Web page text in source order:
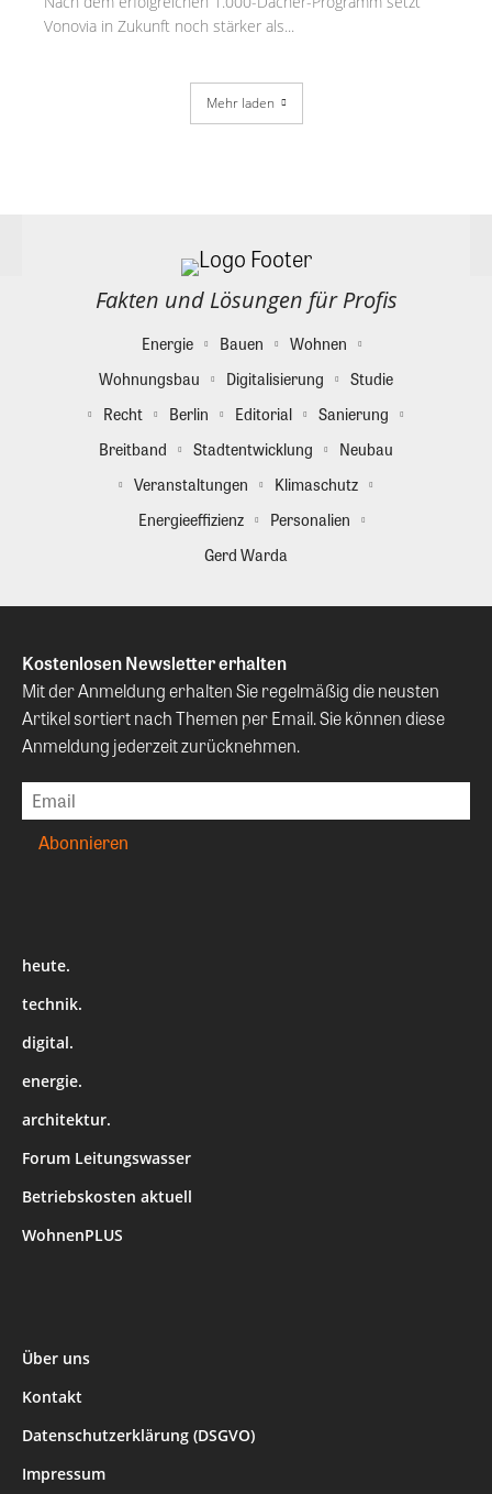
Vonovia in Zukunft noch stärker als...
Mehr laden
Fakten und Lösungen für Profis
Energie Bauen
Wohnen
Wohnungsbau
Digitalisierung
Studie
Recht
Berlin Editorial
Sanierung
Breitband
Stadtentwicklung
Neubau
Veranstaltungen
Klimaschutz
Energieeffizienz
Personalien
Gerd Warda
Kostenlosen Newsletter erhalten
Mit der Anmeldung erhalten Sie regelmäßig die neusten
Artikel sortiert nach Themen per Email. Sie können diese
Anmeldung jederzeit zurücknehmen.
heute.
technik.
digital.
energie.
architektur.
Forum Leitungswasser
Betriebskosten aktuell
WohnenPLUS
Über uns
Kontakt
Datenschutzerklärung (DSGVO)
Impressum